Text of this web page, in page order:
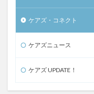
ケアズ・コネクト
ケアズニュース
ケアズ UPDATE！